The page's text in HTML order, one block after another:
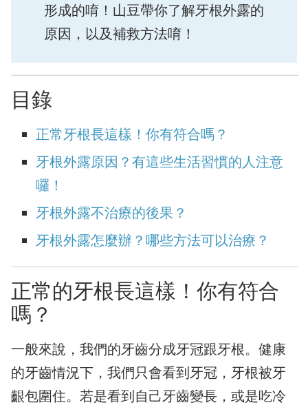
形成的唷！山豆帶你了解牙根外露的
原因，以及補救方法唷！
目錄
正常牙根長這樣！你有符合嗎？
牙根外露原因？有這些生活習慣的人注意
囉！
牙根外露不治療的後果？
牙根外露怎麼辦？哪些方法可以治療？
正常的牙根長這樣！你有符合
嗎？
一般來說，我們的牙齒分成牙冠跟牙根。健康
的牙齒情況下，我們只會看到牙冠，牙根被牙
齦包圍住。若是看到自己牙齒變長，或是吃冷